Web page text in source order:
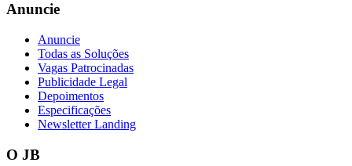
Anuncie
Anuncie
Todas as Soluções
Vagas Patrocinadas
Publicidade Legal
Depoimentos
Especificações
Newsletter Landing
O JB